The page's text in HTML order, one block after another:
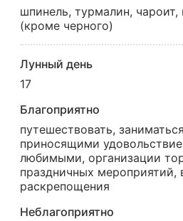
шпинель, турмалин,
(кроме черного)
Лунный день
17
Благоприятно
путешествовать,
приносящими
любимыми, организации
праздничных мероприятий,
раскрепощения
Неблагоприятно